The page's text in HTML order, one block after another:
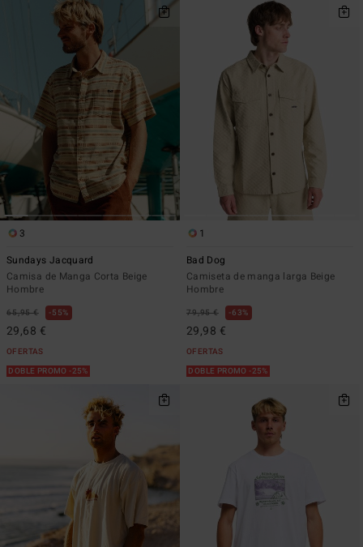
3
Sundays Jacquard
Camisa de Manga Corta Beige
Hombre
65,95 € 55%
29,68 €
OFERTAS
DOBLE PROMO -25%
1
Bad Dog
Camiseta de manga larga Beige
Hombre
79,95 € 63%
29,98 €
OFERTAS
DOBLE PROMO -25%